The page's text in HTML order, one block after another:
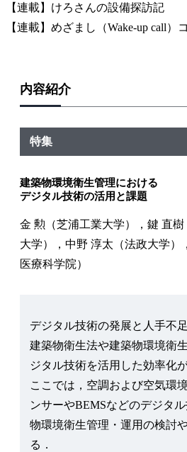
【連載】けろさんの設備探訪記
【連載】めざまし（Wake-up call）
内容紹介
特集
建築物環境衛生管理における
デジタル技術の活用と課題
金 勲（芝浦工業大学），鍵 直
大学），中野 淳太（法政大学）
医療科学院）
デジタル技術の発展と人手不
建築物衛生法や建築物環境衛
ジタル技術を活用した効率化
ここでは，空調および空気環
ンサーやBEMSなどのデジタ
物環境衛生管理・運用の検討
る．